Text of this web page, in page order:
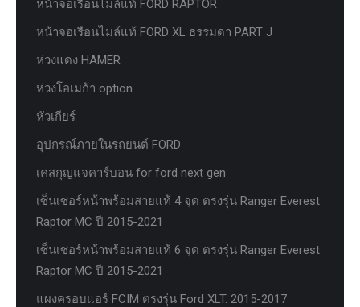
หน้าจอเรือนไมล์แท้ FORD RAPTOR
หน้าจอเรือนไมล์แท้ FORD XL ธรรมดา PART J
ห่วงแดง HAMER
ห่วงโอเมก้า option
หัวเกียร์
อุปกรณ์ภายในรถยนต์ FORD
เคสกุญแจคาร์บอน for ford next gen
เซ็นเซอร์หน้าพร้อมสายแท้ 4 จุด ตรงรุ่น Ranger Everest
Raptor MC ปี 2015-2021
เซ็นเซอร์หน้าพร้อมสายแท้ 6 จุด ตรงรุ่น Ranger Everest
Raptor MC ปี 2015-2021
แผงครอบแอร์ FCIM ตรงรุ่น Ford XLT. 2015-2017